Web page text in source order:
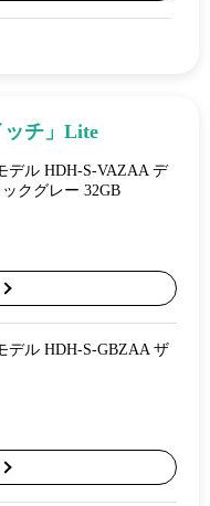
ッチ」Lite
デル HDH-S-VAZAA デ
クグレー 32GB
デル HDH-S-GBZAA ザ